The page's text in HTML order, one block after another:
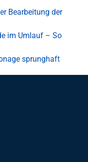
Bearbeitung der
im Umlauf – So
sprunghaft